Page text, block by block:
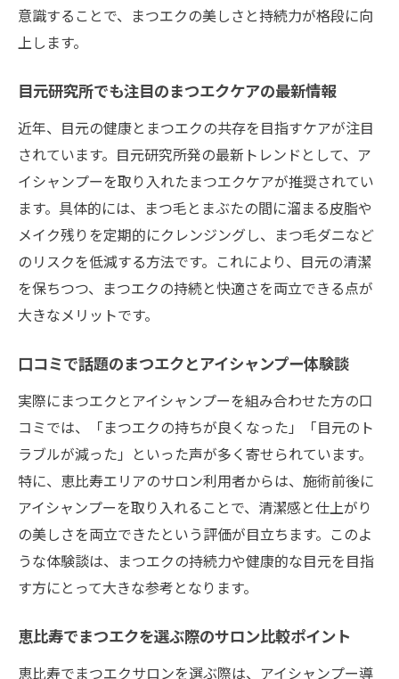
口コミで広がるまつエク長持ち方法のポイ
まつエク愛用者が知るべき健康目元ケアの
極意
まつエクとアイシャンプーで目元トラブル
を防ぐ
目元を守るまつエクケアとサロン選びのコ
ツ
恵比寿で話題のまつエクと健康サポート術
口コミで人気のまつエクケア体験談まとめ
まつエクを続けたい人に知ってほしいケア術
まつエクを長く楽しむための基本ケア方法
アイシャンプーでまつエクを美しく保つコ
ツ
サロン選びとまつエク持続の重要ポイント
口コミで人気のまつエク継続テクニックと
は
まつエクを続けたい人向けの注意点まとめ
目元の健康とまつエク両立のための工夫術
自宅でできるアイシャンプーの正しい使い方
意識することで、まつエクの美しさと持続力が格段に向
上します。
目元研究所でも注目のまつエクケアの最新情報
近年、目元の健康とまつエクの共存を目指すケアが注目
されています。目元研究所発の最新トレンドとして、ア
イシャンプーを取り入れたまつエクケアが推奨されてい
ます。具体的には、まつ毛とまぶたの間に溜まる皮脂や
メイク残りを定期的にクレンジングし、まつ毛ダニなど
のリスクを低減する方法です。これにより、目元の清潔
を保ちつつ、まつエクの持続と快適さを両立できる点が
大きなメリットです。
口コミで話題のまつエクとアイシャンプー体験談
実際にまつエクとアイシャンプーを組み合わせた方の口
コミでは、「まつエクの持ちが良くなった」「目元のト
ラブルが減った」といった声が多く寄せられています。
特に、恵比寿エリアのサロン利用者からは、施術前後に
アイシャンプーを取り入れることで、清潔感と仕上がり
の美しさを両立できたという評価が目立ちます。このよ
うな体験談は、まつエクの持続力や健康的な目元を目指
す方にとって大きな参考となります。
恵比寿でまつエクを選ぶ際のサロン比較ポイント
恵比寿でまつエクサロンを選ぶ際は、アイシャンプー導